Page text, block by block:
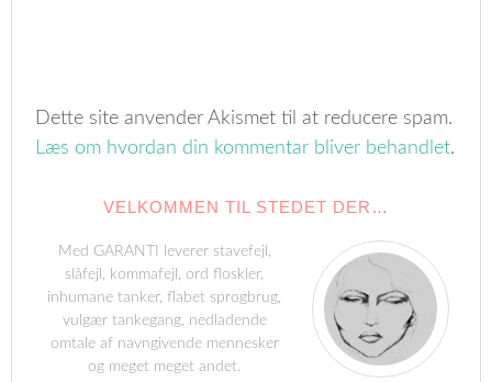
Dette site anvender Akismet til at reducere spam.
Læs om hvordan din kommentar bliver behandlet.
VELKOMMEN TIL STEDET DER…
Med GARANTI leverer stavefejl,
slåfejl, kommafejl, ord floskler,
inhumane tanker, flabet sprogbrug,
vulgær tankegang, nedladende
omtale af navngivende mennesker
og meget meget andet.